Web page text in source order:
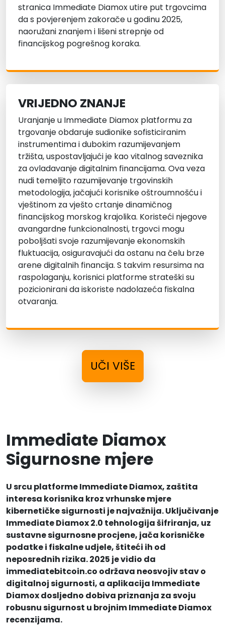
stranica Immediate Diamox utire put trgovcima
da s povjerenjem zakorače u godinu 2025,
naoružani znanjem i lišeni strepnje od
financijskog pogrešnog koraka.
VRIJEDNO ZNANJE
Uranjanje u Immediate Diamox platformu za
trgovanje obdaruje sudionike sofisticiranim
instrumentima i dubokim razumijevanjem
tržišta, uspostavljajući je kao vitalnog saveznika
za ovladavanje digitalnim financijama. Ova veza
nudi temeljito razumijevanje trgovinskih
metodologija, jačajući korisnike oštroumnošću i
vještinom za vješto crtanje dinamičnog
financijskog morskog krajolika. Koristeći njegove
avangardne funkcionalnosti, trgovci mogu
poboljšati svoje razumijevanje ekonomskih
fluktuacija, osiguravajući da ostanu na čelu brze
arene digitalnih financija. S takvim resursima na
raspolaganju, korisnici platforme strateški su
pozicionirani da iskoriste nadolazeća fiskalna
otvaranja.
UČI VIŠE
Immediate Diamox
Sigurnosne mjere
U srcu platforme Immediate Diamox, zaštita
interesa korisnika kroz vrhunske mjere
kibernetičke sigurnosti je najvažnija. Uključivanje
Immediate Diamox 2.0 tehnologija šifriranja, uz
sustavne sigurnosne procjene, jača korisničke
podatke i fiskalne udjele, štiteći ih od
neposrednih rizika. 2025 je vidio da
immediatebitcoin.co održava neosvojiv stav o
digitalnoj sigurnosti, a aplikacija Immediate
Diamox dosljedno dobiva priznanja za svoju
robusnu sigurnost u brojnim Immediate Diamox
recenzijama.